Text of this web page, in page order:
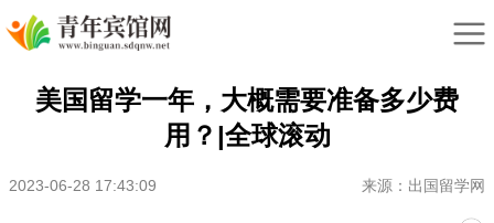
美国留学一年，大概需要准备多少费
用？|全球滚动
2023-06-28 17:43:09 来源：出国留学网